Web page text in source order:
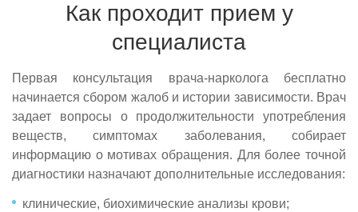
Как проходит прием у
специалиста
Первая консультация врача-нарколога бесплатно
начинается сбором жалоб и истории зависимости. Врач
задает вопросы о продолжительности употребления
веществ, симптомах заболевания, собирает
информацию о мотивах обращения. Для более точной
диагностики назначают дополнительные исследования:
клинические, биохимические анализы крови;